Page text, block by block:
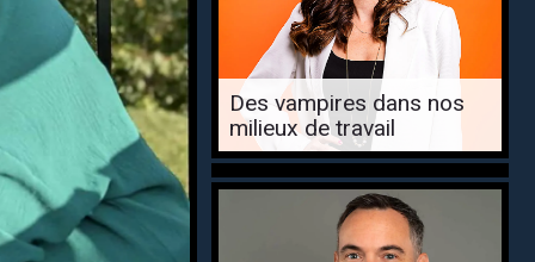
Des vampires dans nos
milieux de travail